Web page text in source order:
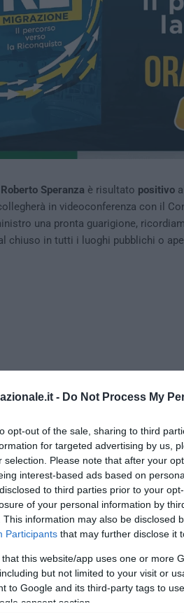
- Do Not Process My
opt-out of the sale, sharing to third
for targeted advertising by us,
selection. Please note that after your
interest-based ads based on
to third parties prior to your
of your personal information by
This information may also be disclosed
Participants that may further disclose it
that this website/app uses one or more
but not limited to your visit or
to Google and its third-party tags to
consent section.
Roberto Speranza è risultato positivoal
in videoconferenza con il
una pronta guarigione,
chiuso in tutti i luoghi pubblichi o
0
LA REDAZIONE